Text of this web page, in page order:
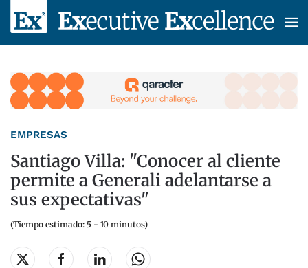
Skip to main content
EMPRESAS
Santiago Villa: "Conocer al cliente
permite a Generali adelantarse a
sus expectativas"
(Tiempo estimado: 5 - 10 minutos)